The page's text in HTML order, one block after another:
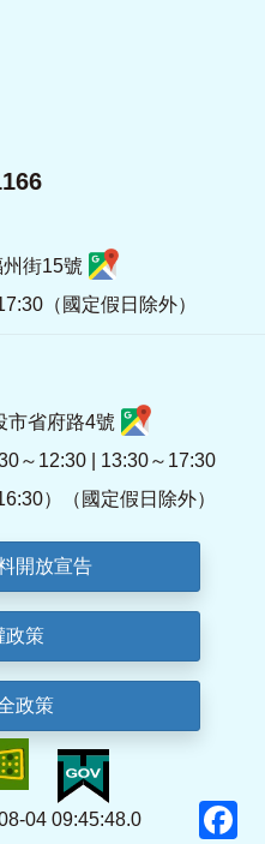
街15號
（國定假日除外）
市省府路4號
～12:30 | 13:30～17:30
）（國定假日除外）
開放宣告
政策
政策
04 09:45:48.0